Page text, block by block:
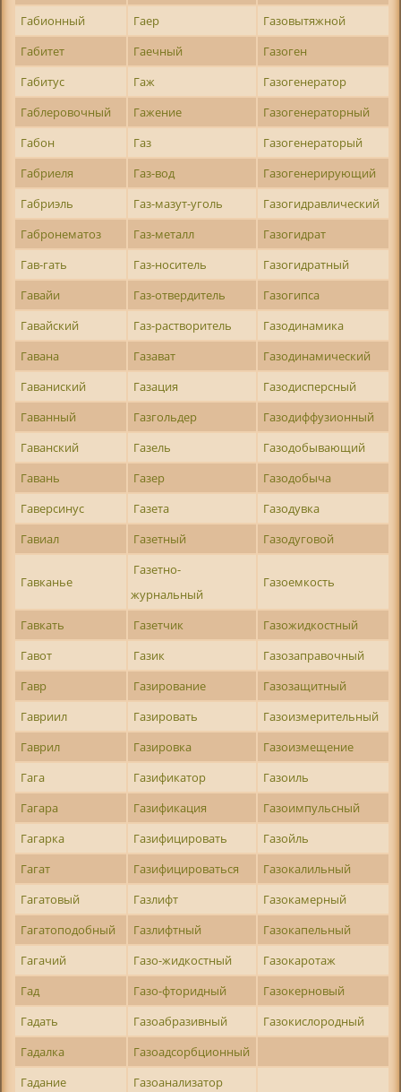
Габионный
Гаер
Газовытяжной
Габитет
Гаечный
Газоген
Габитус
Гаж
Газогенератор
Габлеровочный
Гажение
Газогенераторный
Габон
Газ
Газогенераторый
Габриеля
Газ-вод
Газогенерирующий
Габриэль
Газ-мазут-уголь
Газогидравлический
Габронематоз
Газ-металл
Газогидрат
Гав-гать
Газ-носитель
Газогидратный
Гавайи
Газ-отвердитель
Газогипса
Гавайский
Газ-растворитель
Газодинамика
Гавана
Газават
Газодинамический
Гаваниский
Газация
Газодисперсный
Гаванный
Газгольдер
Газодиффузионный
Гаванский
Газель
Газодобывающий
Гавань
Газер
Газодобыча
Гаверсинус
Газета
Газодувка
Гавиал
Газетный Газодуговой
Гавканье
Газетно-
журнальный
Газоемкость
Гавкать Газетчик
Газожидкостный
Гавот
Газик
Газозаправочный
Гавр
Газирование
Газозащитный
Гавриил
Газировать
Газоизмерительный
Гаврил
Газировка
Газоизмещение
Гага
Газификатор
Газоиль
Гагара
Газификация
Газоимпульсный
Гагарка
Газифицировать
Газойль
Гагат
Газифицироваться
Газокалильный
Гагатовый
Газлифт
Газокамерный
Гагатоподобный
Газлифтный
Газокапельный
Гагачий
Газо-жидкостный
Газокаротаж
Гад
Газо-фторидный
Газокерновый
Гадать
Газоабразивный
Газокислородный
Гадалка
Газоадсорбционный
Гадание
Газоанализатор